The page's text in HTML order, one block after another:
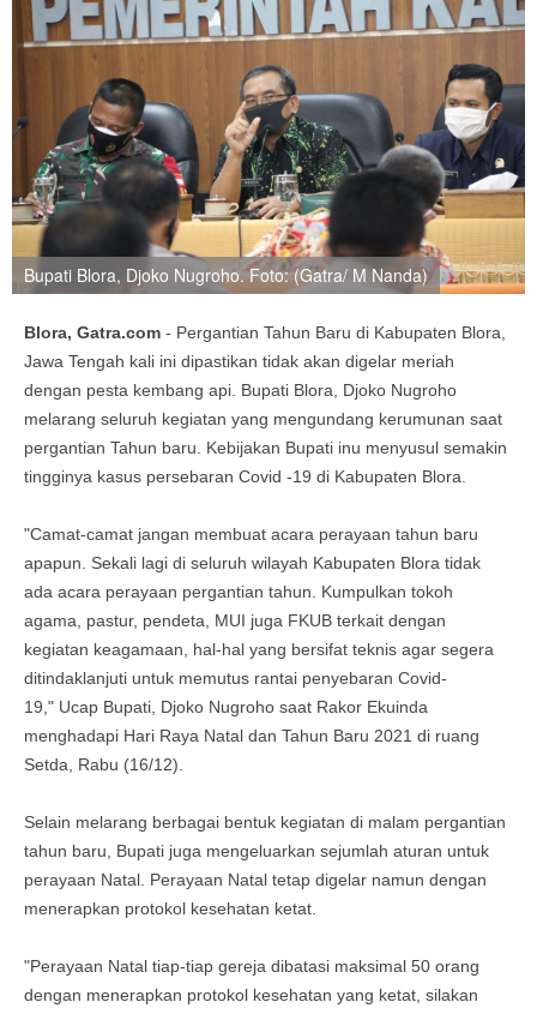
Bupati Blora, Djoko Nugroho. Foto: (Gatra/ M Nanda)
Blora, Gatra.com - Pergantian Tahun Baru di Kabupaten Blora,
Jawa Tengah kali ini dipastikan tidak akan digelar meriah
dengan pesta kembang api. Bupati Blora, Djoko Nugroho
melarang seluruh kegiatan yang mengundang kerumunan saat
pergantian Tahun baru. Kebijakan Bupati inu menyusul semakin
tingginya kasus persebaran Covid -19 di Kabupaten Blora.
"Camat-camat jangan membuat acara perayaan tahun baru
apapun. Sekali lagi di seluruh wilayah Kabupaten Blora tidak
ada acara perayaan pergantian tahun. Kumpulkan tokoh
agama, pastur, pendeta, MUI juga FKUB terkait dengan
kegiatan keagamaan, hal-hal yang bersifat teknis agar segera
ditindaklanjuti untuk memutus rantai penyebaran Covid-
19," Ucap Bupati, Djoko Nugroho saat Rakor Ekuinda
menghadapi Hari Raya Natal dan Tahun Baru 2021 di ruang
Setda, Rabu (16/12).
Selain melarang berbagai bentuk kegiatan di malam pergantian
tahun baru, Bupati juga mengeluarkan sejumlah aturan untuk
perayaan Natal. Perayaan Natal tetap digelar namun dengan
menerapkan protokol kesehatan ketat.
"Perayaan Natal tiap-tiap gereja dibatasi maksimal 50 orang
dengan menerapkan protokol kesehatan yang ketat, silakan